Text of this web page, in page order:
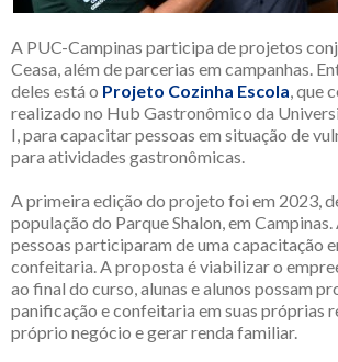
A PUC-Campinas participa de projetos
Ceasa, além de parcerias em campanhas.
deles está o Projeto Cozinha Escola, que
realizado no Hub Gastronômico da
I, para capacitar pessoas em situação de
para atividades gastronômicas.
A primeira edição do projeto foi em 2023,
população do Parque Shalon, em
pessoas participaram de uma capacitação
confeitaria. A proposta é viabilizar o
ao final do curso, alunas e alunos possam
panificação e confeitaria em suas próprias
próprio negócio e gerar renda familiar.